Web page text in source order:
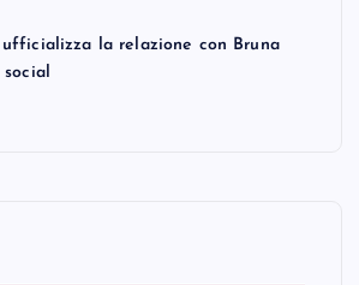
ufficializza la relazione con Bruna